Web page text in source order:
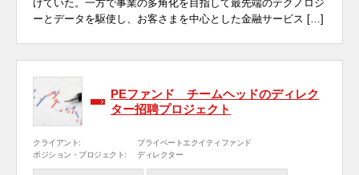
げていた。一方で事業の多角化を目指して最先端のテクノロジ
ーとデータを駆使し、お客さまを中心とした金融サービス […]
PEファンド チームヘッドのディレク
ター招聘プロジェクト
クライアント:
プライベートエクイティファンド
ポジション・プロジェクト:
ディレクター